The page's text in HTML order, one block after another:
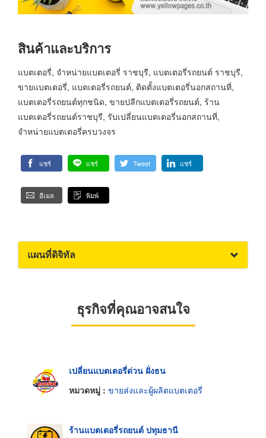
สินค้าและบริการ
แบตเตอรี่, จำหน่ายแบตเตอรี่ ราชบุรี, แบตเตอรี่รถยนต์ ราชบุรี,
ขายแบตเตอรี่, แบตเตอรี่รถยนต์, ติดตั้งแบตเตอรี่นอกสถานที่,
แบตเตอรี่รถยนต์ทุกชนิด, ขายปลีกแบตเตอรี่รถยนต์, ร้าน
แบตเตอรี่รถยนต์ราชบุรี, รับเปลี่ยนแบตเตอรี่นอกสถานที่,
จำหน่ายแบตเตอรี่ครบวงจร
แชร์ แชร์ Tweet แชร์
อีเมล พิมพ์
แผนที่ดิจิทัล
ธุรกิจที่คุณอาจสนใจ
เปลี่ยนแบตเตอรี่ด่วน ฝั่งธน
หมวดหมู่ : ขายส่งและผู้ผลิตแบตเตอรี่
ร้านแบตเตอรี่รถยนต์ ปทุมธานี